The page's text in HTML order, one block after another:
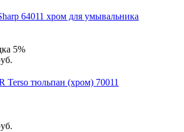
64011 хром для умывальника
5%
Terso тюльпан (хром) 70011